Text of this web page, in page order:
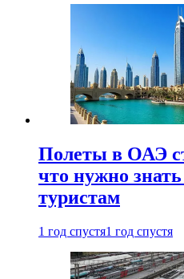
Полеты в ОАЭ
что нужно
туристам
1 год спустя1 год спустя